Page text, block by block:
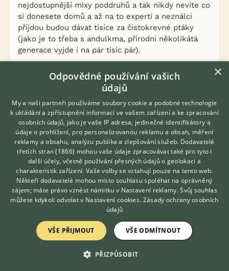
nejdostupnější mixy poddruhů a tak nikdy nevíte co
si donesete domů a až na to experti a neználci
příjdou budou dávat tisíce za čistokrevné ptáky
(jako je to třeba s andulkma, přírodní několikátá
generace vyjde i na pár tisíc pár).
Pro zadavatele, jistě vás to stálo čas a úsilí a
ptáček je to vskutku hezký, ale zkrátka pro další
chov bezcený. Neberte to jako kritiku je to jen
konstatování faktu.
Chovu zdar L.P.
Edit:
A mimo jiné tihle papoušci se ani na c. malherbi
nepodobají, tady je čelo celé oranžové a malherbi
má oranžovou korunku a žluté čelo
Nahlásit
Citovat
Hledáte zvířecího kamaráda?
Zdarma vám poradí
VETERINÁŘ ONLINE
KONZULTOVAT S
VETERINÁŘEM
×
Odpovědné používání vašich
údajů
My a naši partneři používáme soubory cookie a podobné technologie
k ukládání a zpřístupnění informací ve vašem zařízení a ke zpracování
osobních údajů, jako je vaše IP adresa, jedinečné identifikátory a
údaje o prohlížení, pro personalizovanou reklamu a obsah, měření
reklamy a obsahu, analýzu publika a zlepšování služeb. Dodavatelé
třetích stran (1866) mohou vaše údaje zpracovávat také pro tyto i
další účely, včetně používání přesných údajů o geolokaci a
charakteristik zařízení. Vaše volby se vztahují pouze na tento web.
Někteří dodavatelé mohou místo souhlasu spoléhat na oprávněný
zájem; máte právo vznést námitku v Nastavení reklamy. Svůj souhlas
můžete kdykoli odvolat v Nastavení cookies. Zásady ochrany osobních
údajů
VŠE PŘIJMOUT VŠE ODMÍTNOUT
PŘIZPŮSOBIT